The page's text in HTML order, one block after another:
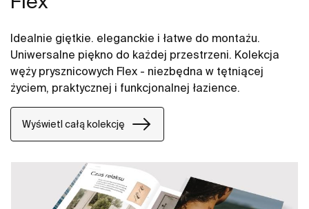
Idealnie giętkie. eleganckie i łatwe do montażu.
Uniwersalne piękno do każdej przestrzeni. Kolekcja
węży prysznicowych Flex - niezbędna w tętniącej
życiem, praktycznej i funkcjonalnej łazience.
Wyświetl całą kolekcję